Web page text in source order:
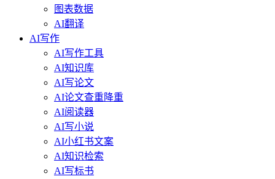
图表数据
AI翻译
AI写作
AI写作工具
AI知识库
AI写论文
AI论文查重降重
AI阅读器
AI写小说
AI小红书文案
AI知识检索
AI写标书